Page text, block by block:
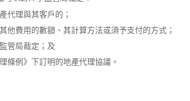
代理與其客戶的；
他費用的數額、其計算方法或須予支付的方式；
管局裁定；及
條例》下訂明的地產代理協議。